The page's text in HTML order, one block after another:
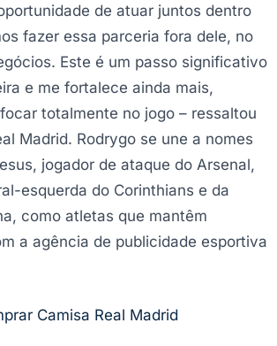
de atuar juntos dentro
fazer essa parceria fora dele, no
Este é um passo significativo
e me fortalece ainda mais,
totalmente no jogo – ressaltou
Madrid. Rodrygo se une a nomes
jogador de ataque do Arsenal,
esquerda do Corinthians e da
como atletas que mantêm
a agência de publicidade esportiva
Camisa Real Madrid